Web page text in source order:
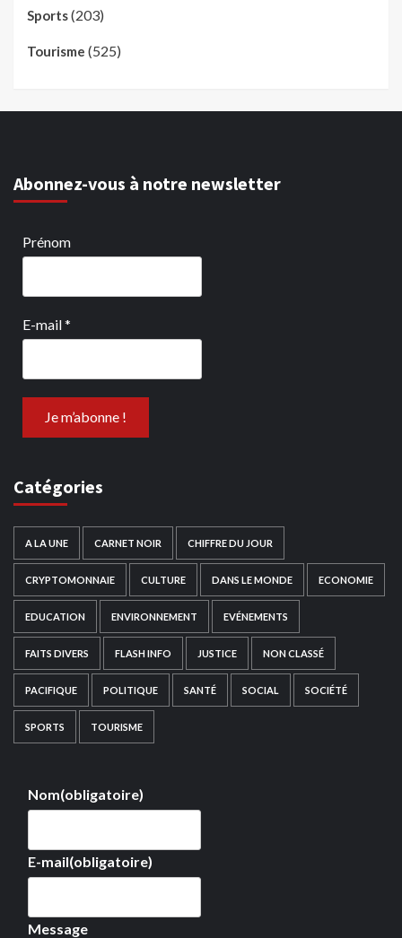
Sports(203)
Tourisme (525)
Abonnez-vous à notre newsletter
Prénom
E-mail*
Catégories
A LA UNE CARNET NOIR CHIFFRE DU JOUR
CRYPTOMONNAIE CULTURE DANS LE MONDE ECONOMIE
EDUCATION ENVIRONNEMENT EVÉNEMENTS
FAITS DIVERS FLASH INFO JUSTICE NON CLASSÉ
PACIFIQUE POLITIQUE SANTÉ SOCIAL SOCIÉTÉ
SPORTS TOURISME
Nom(obligatoire)
E-mail(obligatoire)
Message